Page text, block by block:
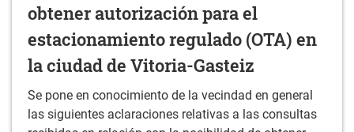
obtener autorización para el
estacionamiento regulado (OTA) en
la ciudad de Vitoria-Gasteiz
Se pone en conocimiento de la vecindad en general
las siguientes aclaraciones relativas a las consultas